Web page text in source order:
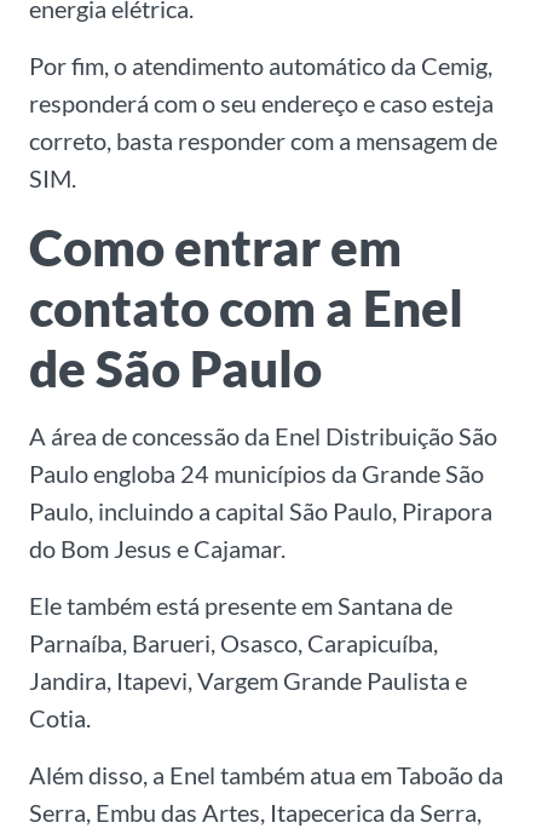
energia elétrica.
Por fim, o atendimento automático da Cemig,
responderá com o seu endereço e caso esteja
correto, basta responder com a mensagem de
SIM.
Como entrar em
contato com a Enel
de São Paulo
A área de concessão da Enel Distribuição São
Paulo engloba 24 municípios da Grande São
Paulo, incluindo a capital São Paulo, Pirapora
do Bom Jesus e Cajamar.
Ele também está presente em Santana de
Parnaíba, Barueri, Osasco, Carapicuíba,
Jandira, Itapevi, Vargem Grande Paulista e
Cotia.
Além disso, a Enel também atua em Taboão da
Serra, Embu das Artes, Itapecerica da Serra,